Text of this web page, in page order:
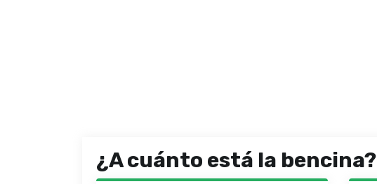
¿A cuánto está la bencina?